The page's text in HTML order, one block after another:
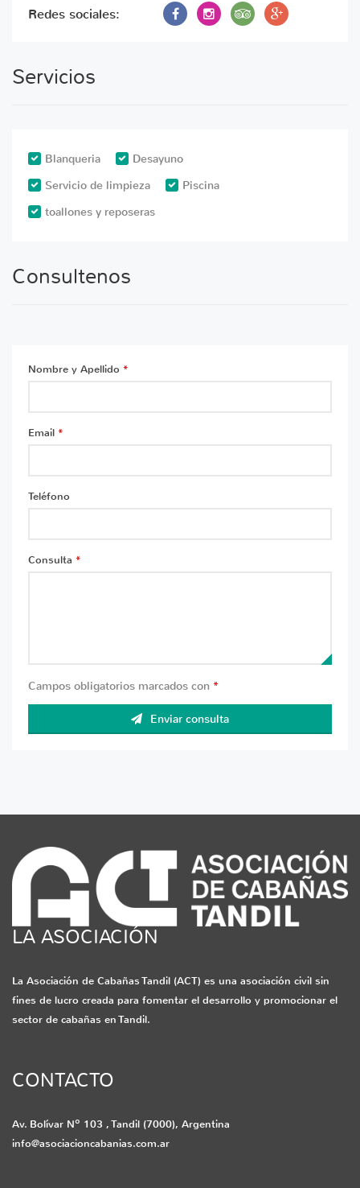
Redes sociales:
Servicios
Blanqueria
Desayuno
Servicio de limpieza
Piscina
toallones y reposeras
Consultenos
Nombre y Apellido *
Email *
Teléfono
Consulta *
Campos obligatorios marcados con *
Enviar consulta
LA ASOCIACIÓN
La Asociación de Cabañas Tandil (ACT) es una asociación civil sin
fines de lucro creada para fomentar el desarrollo y promocionar el
sector de cabañas en Tandil.
CONTACTO
Av. Bolívar Nº 103 , Tandil (7000), Argentina
info@asociacioncabanias.com.ar